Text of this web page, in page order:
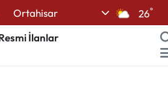
Ortahisar 26°
İlanlar